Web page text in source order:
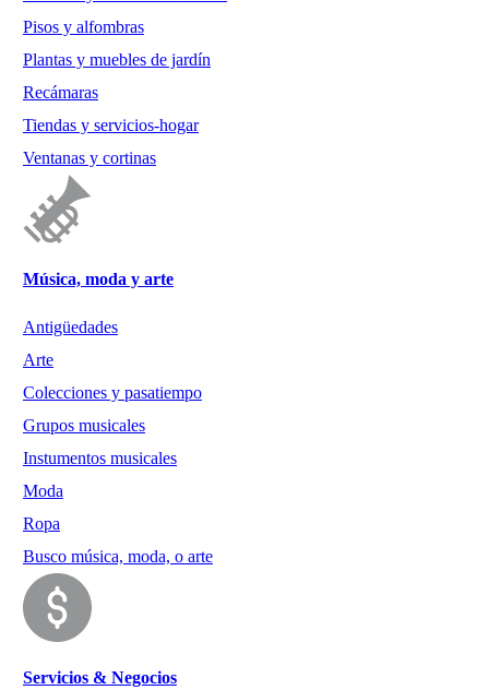
Pisos y alfombras
Plantas y muebles de jardín
Recámaras
Tiendas y servicios-hogar
Ventanas y cortinas
Música, moda y arte
Antigüedades
Arte
Colecciones y pasatiempo
Grupos musicales
Instumentos musicales
Moda
Ropa
Busco música, moda, o arte
Servicios & Negocios